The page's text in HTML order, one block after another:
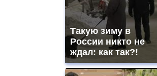
Такую зиму в
России никто не
ждал: как так?!